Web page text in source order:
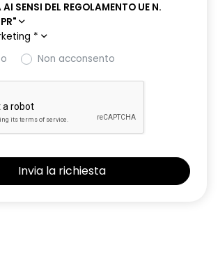
SENSI DEL REGOLAMENTO UE N.
*
Non acconsento